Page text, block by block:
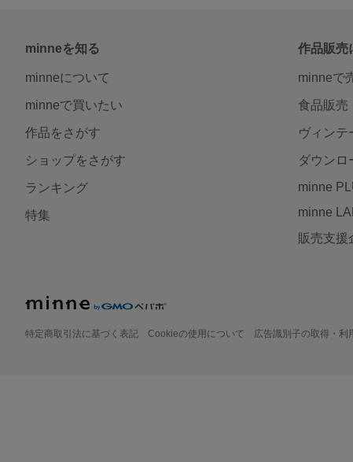
minneを知る
minneについて
minneで買いたい
作品をさがす
ショップをさがす
ランキング
特集
作品販売
minneで
食品販売
ヴィンテ
ダウンロ
minne
minne
販売支援
特定商取引法に基づく表記 Cookieの使用について 広告識別子の取得・利